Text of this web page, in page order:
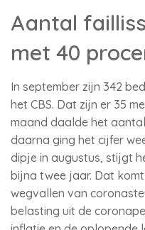
Aantal
met 40
In september zijn 342
het CBS. Dat zijn er 35
maand daalde het
daarna ging het cijfer
dipje in augustus, stijgt
bijna twee jaar. Dat
wegvallen van
belasting uit de